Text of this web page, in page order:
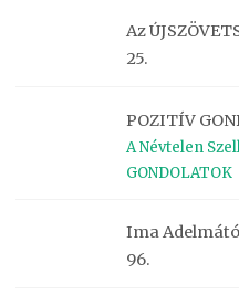
Az
25.
POZITÍV
A Névtelen
GONDOLATOK
Ima
96.